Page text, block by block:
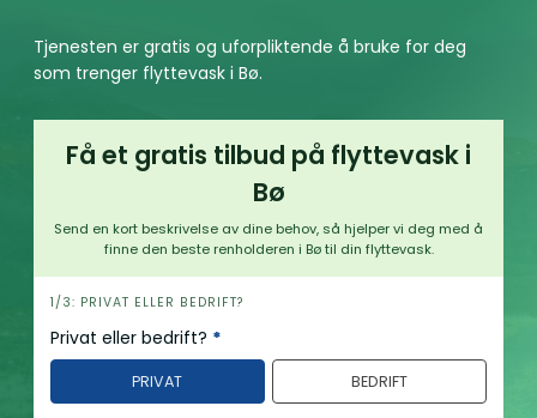
Tjenesten er gratis og uforpliktende å bruke for deg
som trenger flyttevask i Bø.
Få et gratis tilbud på flyttevask i
Bø
Send en kort beskrivelse av dine behov, så hjelper vi deg med å
finne den beste renholderen i Bø til din flyttevask.
h
e
r
1/3: PRIVAT ELLER BEDRIFT?
Privat eller bedrift? *
PRIVAT BEDRIFT